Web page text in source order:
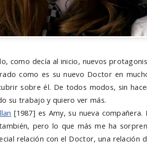
como decía al inicio, nuevos
como es su nuevo Doctor en
sobre él. De todos modos, sin
su trabajo y quiero ver más.
[1987] es Amy, su nueva
pero lo que más me ha
relación con el Doctor, una relación